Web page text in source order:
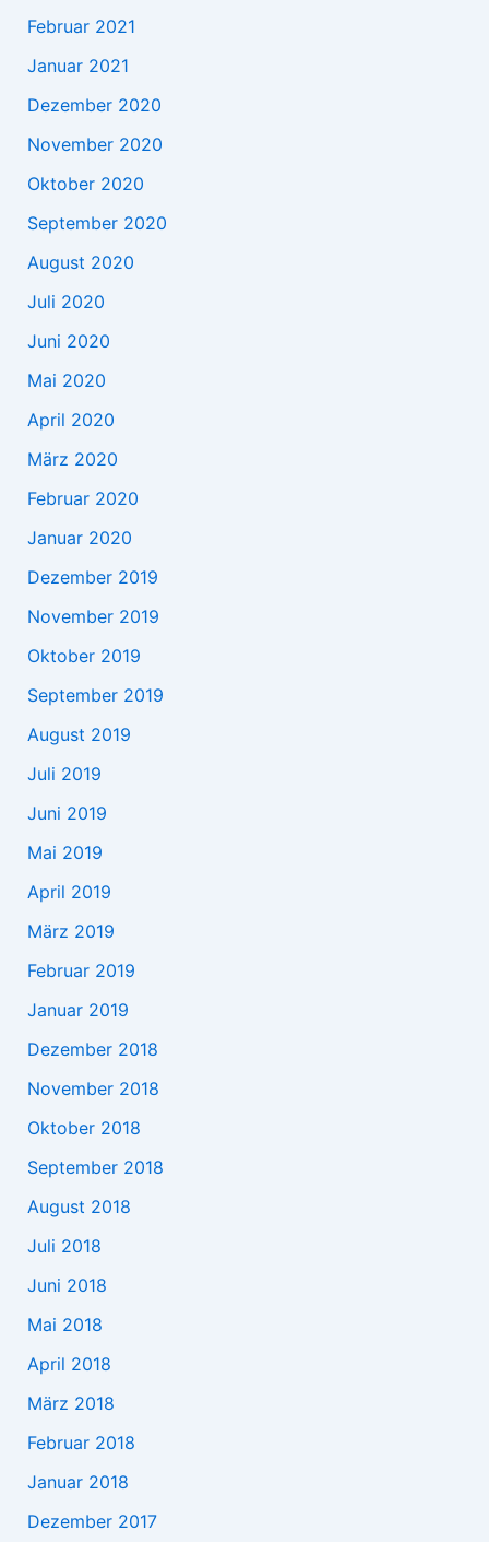
Februar 2021
Januar 2021
Dezember 2020
November 2020
Oktober 2020
September 2020
August 2020
Juli 2020
Juni 2020
Mai 2020
April 2020
März 2020
Februar 2020
Januar 2020
Dezember 2019
November 2019
Oktober 2019
September 2019
August 2019
Juli 2019
Juni 2019
Mai 2019
April 2019
März 2019
Februar 2019
Januar 2019
Dezember 2018
November 2018
Oktober 2018
September 2018
August 2018
Juli 2018
Juni 2018
Mai 2018
April 2018
März 2018
Februar 2018
Januar 2018
Dezember 2017